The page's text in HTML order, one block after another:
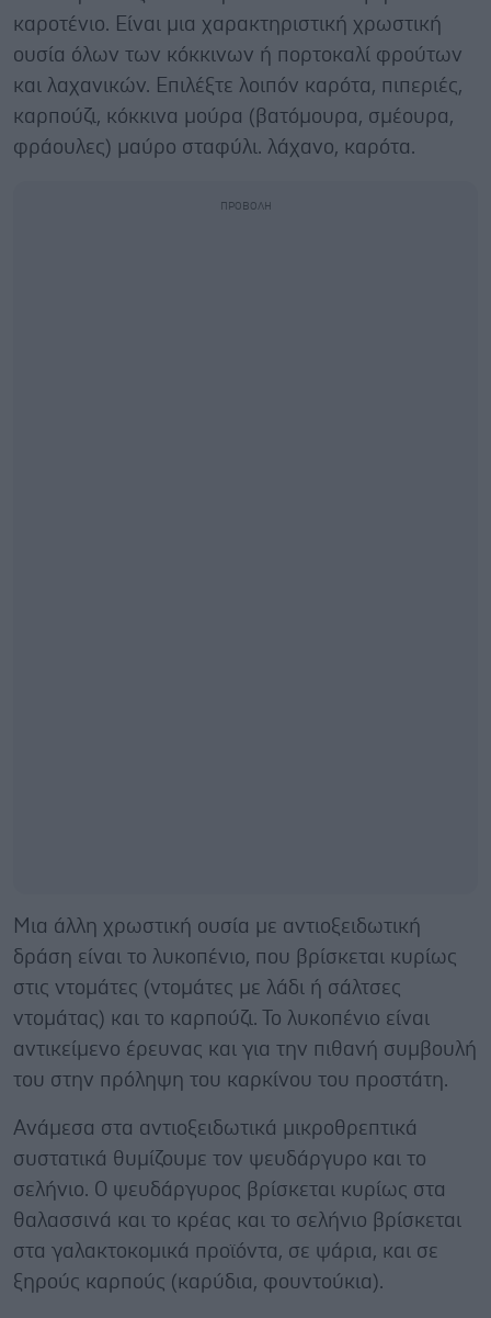
καροτένιο. Είναι μια χαρακτηριστική χρωστική
ουσία όλων των κόκκινων ή πορτοκαλί φρούτων
και λαχανικών. Επιλέξτε λοιπόν καρότα, πιπεριές,
καρπούζι, κόκκινα μούρα (βατόμουρα, σμέουρα,
φράουλες) μαύρο σταφύλι. λάχανο, καρότα.
Μια άλλη χρωστική ουσία με αντιοξειδωτική
δράση είναι το λυκοπένιο, που βρίσκεται κυρίως
στις ντομάτες (ντομάτες με λάδι ή σάλτσες
ντομάτας) και το καρπούζι. Το λυκοπένιο είναι
αντικείμενο έρευνας και για την πιθανή συμβουλή
του στην πρόληψη του καρκίνου του προστάτη.
Ανάμεσα στα αντιοξειδωτικά μικροθρεπτικά
συστατικά θυμίζουμε τον ψευδάργυρο και το
σελήνιο. Ο ψευδάργυρος βρίσκεται κυρίως στα
θαλασσινά και το κρέας και το σελήνιο βρίσκεται
στα γαλακτοκομικά προϊόντα, σε ψάρια, και σε
ξηρούς καρπούς (καρύδια, φουντούκια).